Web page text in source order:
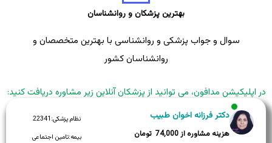
بهترین پزشکان و روانشناسان
سوال و جواب پزشکی و روانشناسی با بهترین متخصصان و
روانشناسان کشور
در اپلیکیشن مدافون، می توانید از پزشکان آنلاین زیر مشاوره دریافت کنید:
نظام پزشکی:22341
بیمه:تامین اجتماعی
دکتر فرزانه اخوان طبیب
74,000